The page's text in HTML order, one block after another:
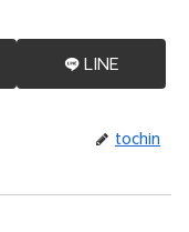
LINE
tochin